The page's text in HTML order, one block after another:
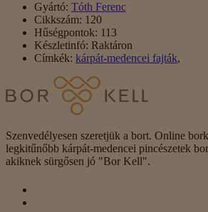
Gyártó: Tóth Ferenc
Cikkszám: 120
Hűségpontok: 113
Készletinfó: Raktáron
Címkék: kárpát-medencei fajták,
Szenvedélyesen szeretjük a bort. Online
legkitűnőbb kárpát-medencei pincészetek
akiknek sürgősen jó "Bor Kell".